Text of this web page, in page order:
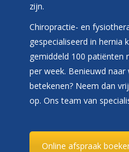
zijn.
Chiropractie- en
gespecialiseerd in hernia
gemiddeld 100 patiënten
per week. Benieuwd
betekenen? Neem dan
op. Ons team van
Online afspraak